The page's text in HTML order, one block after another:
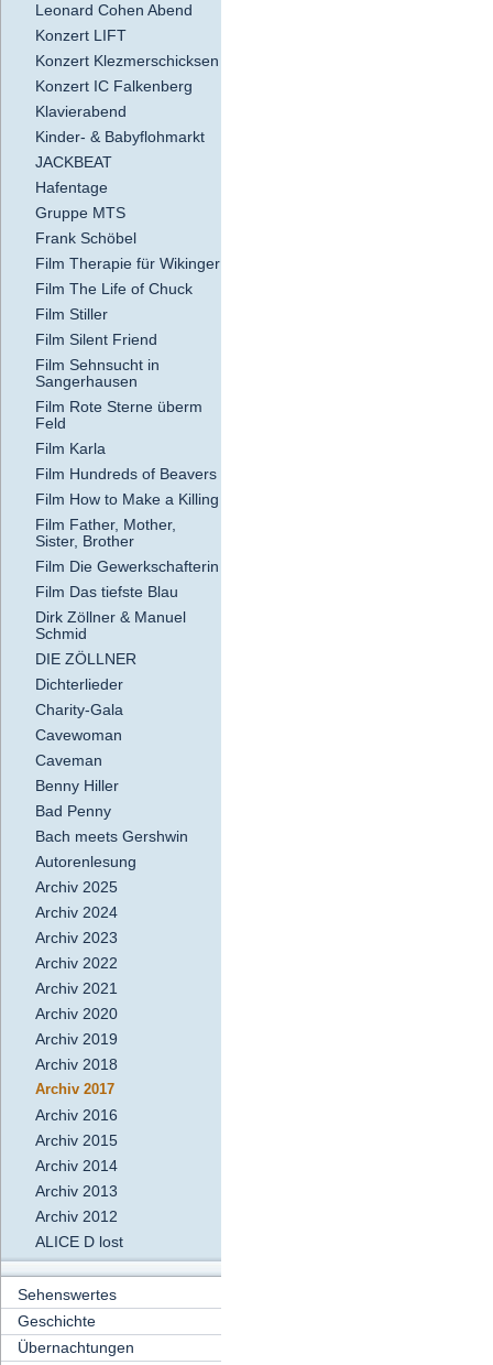
Leonard Cohen Abend
Konzert LIFT
Konzert Klezmerschicksen
Konzert IC Falkenberg
Klavierabend
Kinder- & Babyflohmarkt
JACKBEAT
Hafentage
Gruppe MTS
Frank Schöbel
Film Therapie für Wikinger
Film The Life of Chuck
Film Stiller
Film Silent Friend
Film Sehnsucht in
Sangerhausen
Film Rote Sterne überm
Feld
Film Karla
Film Hundreds of Beavers
Film How to Make a Killing
Film Father, Mother,
Sister, Brother
Film Die Gewerkschafterin
Film Das tiefste Blau
Dirk Zöllner & Manuel
Schmid
DIE ZÖLLNER
Dichterlieder
Charity-Gala
Cavewoman
Caveman
Benny Hiller
Bad Penny
Bach meets Gershwin
Autorenlesung
Archiv 2025
Archiv 2024
Archiv 2023
Archiv 2022
Archiv 2021
Archiv 2020
Archiv 2019
Archiv 2018
Archiv 2017
Archiv 2016
Archiv 2015
Archiv 2014
Archiv 2013
Archiv 2012
ALICE D lost
Sehenswertes
Geschichte
Übernachtungen